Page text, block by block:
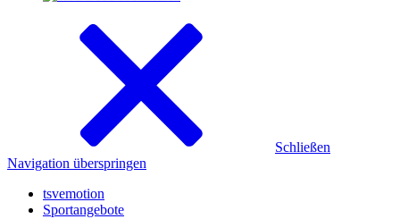
Schließen
Navigation überspringen
tsvemotion
Sportangebote